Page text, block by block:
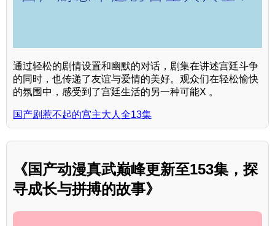
通过轻松的剧情设置和幽默的对话，剧集在讲述宫廷斗争
的同时，也传递了友谊与爱情的美好。观众们在轻松愉快
的氛围中，感受到了宫廷生活的另一种可能X 。
国产剧惹不起的宫主大人全13集
《国产动漫真武巅峰更新至153集，探
寻成长与拼搏的故事》